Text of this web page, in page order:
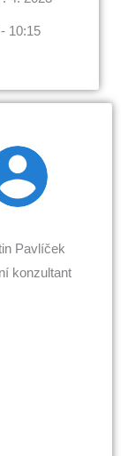
10:15
Pavlíček
konzultant